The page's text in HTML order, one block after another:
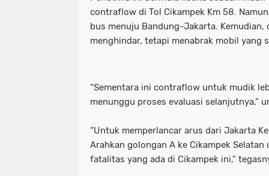
Polres Pelabuhan Tanjung Perak
Polri Tetapkan Tiga Tersangka
Polsek Pabean Cantikan Ungkap
Tuding PT. DABN Bohong Terkait
polres pelabuhan tanjung perak
polres pelabuhan tanjung perak
polsek kenjeran ungkap kasus
polsek pabean cantikan ungkap
program walikota surabaya eri
contraflow di Tol Cikampek Km 58.
bus menuju Bandung-Jakarta.
menghindar, tetapi menabrak mobil yang
“Sementara ini contraflow untuk mudik
menunggu proses evaluasi selanjutnya,”
“Untuk memperlancar arus dari Jakarta
Arahkan golongan A ke Cikampek
fatalitas yang ada di Cikampek ini,”